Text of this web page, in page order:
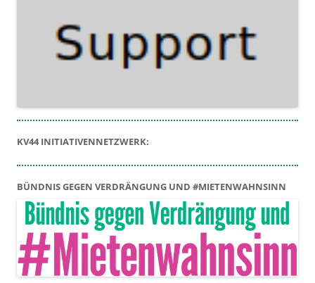
KV44 INITIATIVENNETZWERK:
BÜNDNIS GEGEN VERDRÄNGUNG UND #MIETENWAHNSINN